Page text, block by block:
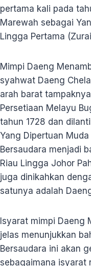
pertama kali pada
Marewah sebagai
Lingga Pertama
Mimpi Daeng
syahwat Daeng
arah barat
Persetiaan Melayu
tahun 1728 dan
Yang Dipertuan
Bersaudara menjadi
Riau Lingga Johor
juga dinikahkan
satunya adalah
Isyarat mimpi Daeng
jelas menunjukkan
Bersaudara ini akan
sebagaimana isyarat